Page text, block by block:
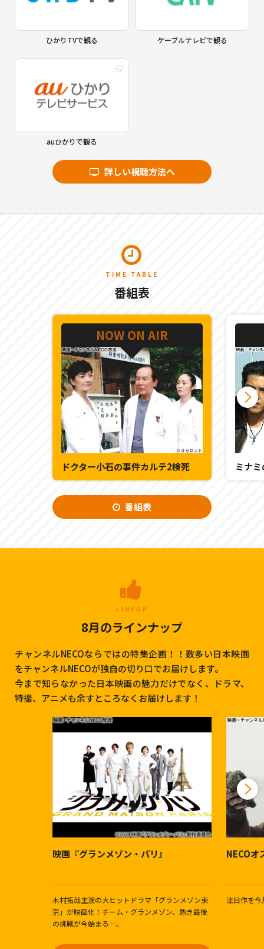
ひかりTVで観る ケーブルテレビで観る
auひかりで観る
詳しい視聴方法へ
TIME TABLE
番組表
NOW ON AIR
ドクター小石の事件カルテ2検死
番組表
LINEUP
8月のラインナップ
チャンネルNECOならではの特集企画！！数多い日本映画
をチャンネルNECOが独自の切り口でお届けします。
今まで知らなかった日本映画の魅力だけでなく、ドラマ、
特撮、アニメも余すところなくお届けします！
映画『グランメゾン・パリ』
木村拓哉主演の大ヒットドラマ「グランメゾン東
京」が映画化！チーム・グランメゾン、熱き最後
の挑戦が今始まる―。
NECOオ
注目作を今